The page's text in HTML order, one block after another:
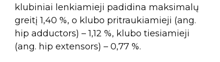
klubiniai lenkiamieji padidina maksimalų
greitį 1,40 %, o klubo pritraukiamieji (ang.
hip adductors) – 1,12 %, klubo tiesiamieji
(ang. hip extensors) – 0,77 %.